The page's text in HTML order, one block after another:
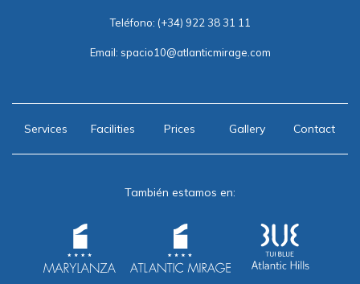
Teléfono: (+34) 922 38 31 11
Email: spacio10@atlanticmirage.com
Services Facilities Prices Gallery Contact
También estamos en: